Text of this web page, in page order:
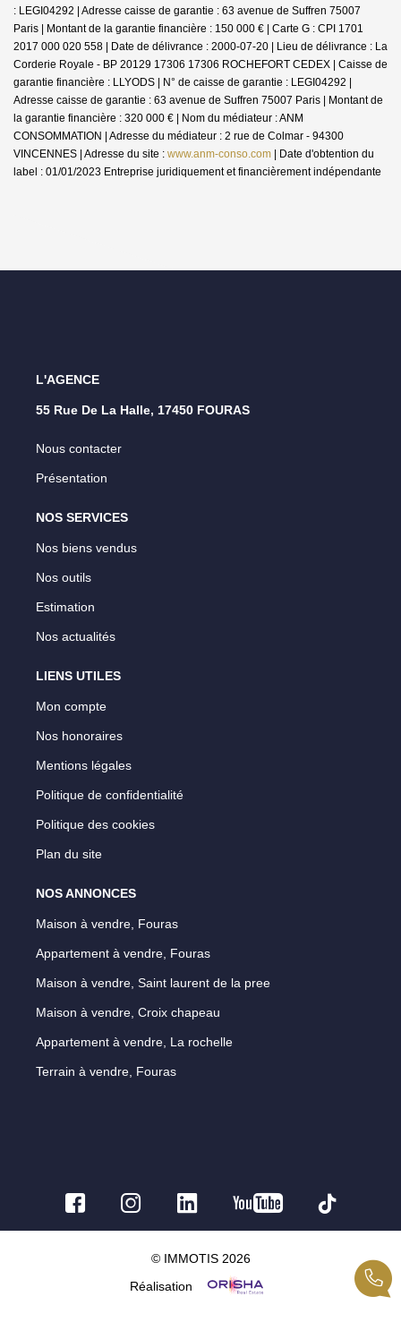
: LEGI04292 | Adresse caisse de garantie : 63 avenue de Suffren 75007
Paris | Montant de la garantie financière : 150 000 € | Carte G : CPI 1701
2017 000 020 558 | Date de délivrance : 2000-07-20 | Lieu de délivrance : La
Corderie Royale - BP 20129 17306 17306 ROCHEFORT CEDEX | Caisse de
garantie financière : LLYODS | N° de caisse de garantie : LEGI04292 |
Adresse caisse de garantie : 63 avenue de Suffren 75007 Paris | Montant de
la garantie financière : 320 000 € | Nom du médiateur : ANM
CONSOMMATION | Adresse du médiateur : 2 rue de Colmar - 94300
VINCENNES | Adresse du site : www.anm-conso.com | Date d'obtention du
label : 01/01/2023 Entreprise juridiquement et financièrement indépendante
L'AGENCE
55 Rue De La Halle, 17450 FOURAS
Nous contacter
Présentation
NOS SERVICES
Nos biens vendus
Nos outils
Estimation
Nos actualités
LIENS UTILES
Mon compte
Nos honoraires
Mentions légales
Politique de confidentialité
Politique des cookies
Plan du site
NOS ANNONCES
Maison à vendre, Fouras
Appartement à vendre, Fouras
Maison à vendre, Saint laurent de la pree
Maison à vendre, Croix chapeau
Appartement à vendre, La rochelle
Terrain à vendre, Fouras
© IMMOTIS 2026
Réalisation